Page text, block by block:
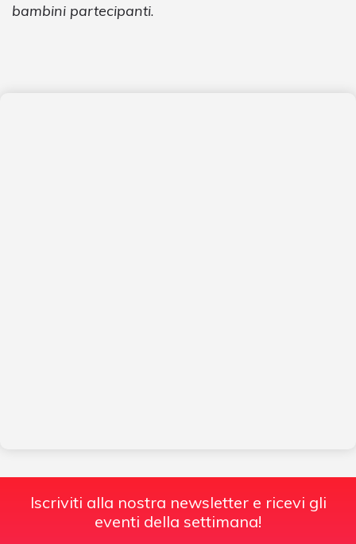
bambini partecipanti.
Iscriviti alla nostra newsletter e ricevi gli
eventi della settimana!